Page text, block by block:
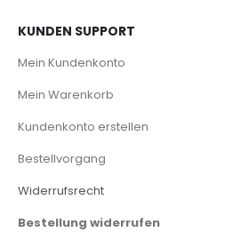
KUNDEN SUPPORT
Mein Kundenkonto
Mein Warenkorb
Kundenkonto erstellen
Bestellvorgang
Widerrufsrecht
Bestellung widerrufen